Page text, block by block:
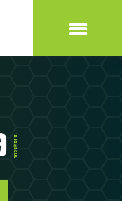
TORE/SPIEL